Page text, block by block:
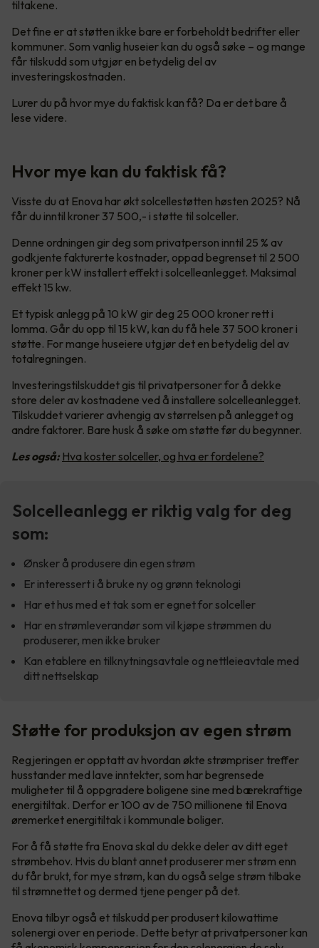
tiltakene.
Det fine er at støtten ikke bare er forbeholdt bedrifter eller
kommuner. Som vanlig huseier kan du også søke – og mange
får tilskudd som utgjør en betydelig del av
investeringskostnaden.
Lurer du på hvor mye du faktisk kan få? Da er det bare å
lese videre.
Hvor mye kan du faktisk få?
Visste du at Enova har økt solcellestøtten høsten 2025? Nå
får du inntil kroner 37 500,- i støtte til solceller.
Denne ordningen gir deg som privatperson inntil 25 % av
godkjente fakturerte kostnader, oppad begrenset til 2 500
kroner per kW installert effekt i solcelleanlegget. Maksimal
effekt 15 kw.
Et typisk anlegg på 10 kW gir deg 25 000 kroner rett i
lomma. Går du opp til 15 kW, kan du få hele 37 500 kroner i
støtte. For mange huseiere utgjør det en betydelig del av
totalregningen.
Investeringstilskuddet gis til privatpersoner for å dekke
store deler av kostnadene ved å installere solcelleanlegget.
Tilskuddet varierer avhengig av størrelsen på anlegget og
andre faktorer. Bare husk å søke om støtte før du begynner.
Les også: Hva koster solceller, og hva er fordelene?
Solcelleanlegg er riktig valg for deg
som:
Ønsker å produsere din egen strøm
Er interessert i å bruke ny og grønn teknologi
Har et hus med et tak som er egnet for solceller
Har en strømleverandør som vil kjøpe strømmen du
produserer, men ikke bruker
Kan etablere en tilknytningsavtale og nettleieavtale med
ditt nettselskap
Støtte for produksjon av egen strøm
Regjeringen er opptatt av hvordan økte strømpriser treffer
husstander med lave inntekter, som har begrensede
muligheter til å oppgradere boligene sine med bærekraftige
energitiltak. Derfor er 100 av de 750 millionene til Enova
øremerket energitiltak i kommunale boliger.
For å få støtte fra Enova skal du dekke deler av ditt eget
strømbehov. Hvis du blant annet produserer mer strøm enn
du får brukt, for mye strøm, kan du også selge strøm tilbake
til strømnettet og dermed tjene penger på det.
Enova tilbyr også et tilskudd per produsert kilowattime
solenergi over en periode. Dette betyr at privatpersoner kan